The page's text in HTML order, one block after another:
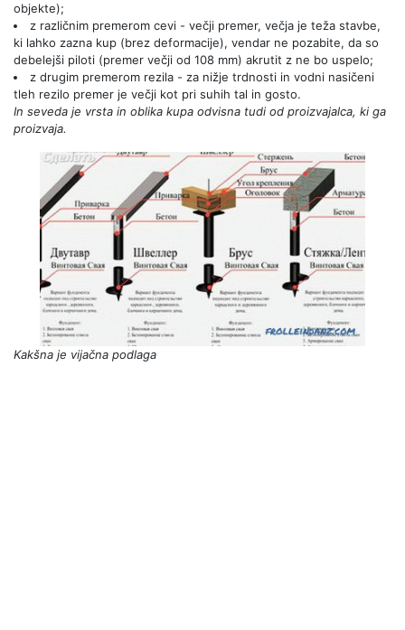
objekte);
z različnim premerom cevi - večji premer, večja je teža stavbe,
ki lahko zazna kup (brez deformacije), vendar ne pozabite, da so
debelejši piloti (premer večji od 108 mm) akrutit z ne bo uspelo;
z drugim premerom rezila - za nižje trdnosti in vodni nasičeni
tleh rezilo premer je večji kot pri suhih tal in gosto.
In seveda je vrsta in oblika kupa odvisna tudi od proizvajalca, ki ga
proizvaja.
Kakšna je vijačna podlaga